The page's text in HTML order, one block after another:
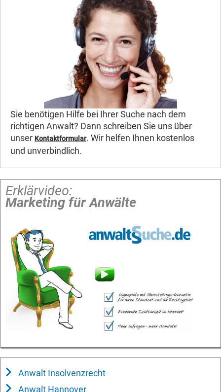
Sie benötigen Hilfe bei Ihrer Suche nach dem
richtigen Anwalt? Dann schreiben Sie uns über
unser Kontaktformular. Wir helfen Ihnen kostenlos
und unverbindlich.
Erklärvideo:
Marketing für Anwälte
Anwalt Insolvenzrecht
Anwalt Hannover